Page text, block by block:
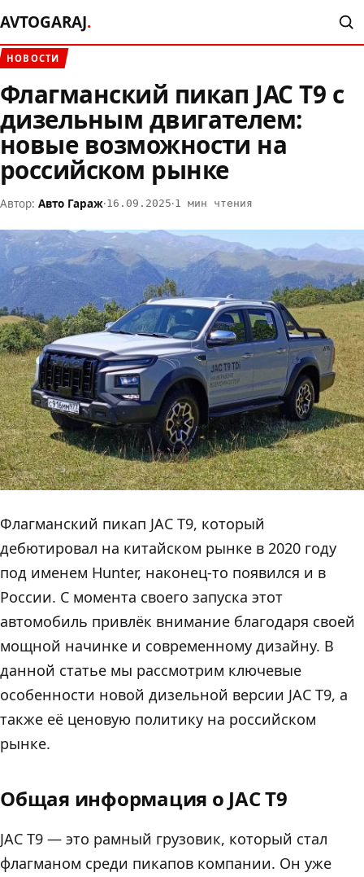
AVTOGARAJ.
НОВОСТИ
Флагманский пикап JAC T9 с
дизельным двигателем:
новые возможности на
российском рынке
Автор: Авто Гараж·16.09.2025·1 мин чтения
Флагманский пикап JAC T9, который
дебютировал на китайском рынке в 2020 году
под именем Hunter, наконец-то появился и в
России. С момента своего запуска этот
автомобиль привлёк внимание благодаря своей
мощной начинке и современному дизайну. В
данной статье мы рассмотрим ключевые
особенности новой дизельной версии JAC T9, а
также её ценовую политику на российском
рынке.
Общая информация о JAC T9
JAC T9 — это рамный грузовик, который стал
флагманом среди пикапов компании. Он уже